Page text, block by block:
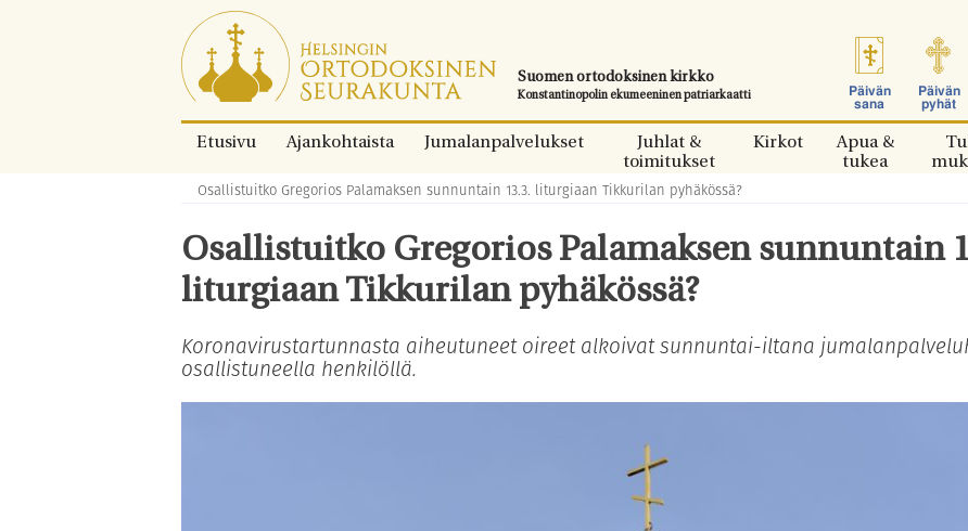
Siirry
suoraan
sisältöön.
Suomen ortodoksinen kirkko
Konstantinopolin ekumeeninen patriarkaatti
Päivän
sana
Päivän
pyhät
Etusivu Ajankohtaista Jumalanpalvelukset
Juhlat &
toimitukset
Kirkot
Apua &
tukea
Murupolku:
Osallistuitko Gregorios Palamaksen sunnuntain 13.3. liturgiaan Tikkurilan pyhäkössä?
Osallistuitko Gregorios Palamaksen sunnuntain
liturgiaan Tikkurilan pyhäkössä?
Koronavirustartunnasta aiheutuneet oireet alkoivat sunnuntai-iltana
osallistuneella henkilöllä.